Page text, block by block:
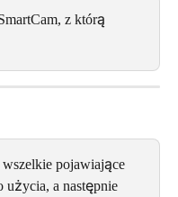
z którą
pojawiające
użycia, a następnie